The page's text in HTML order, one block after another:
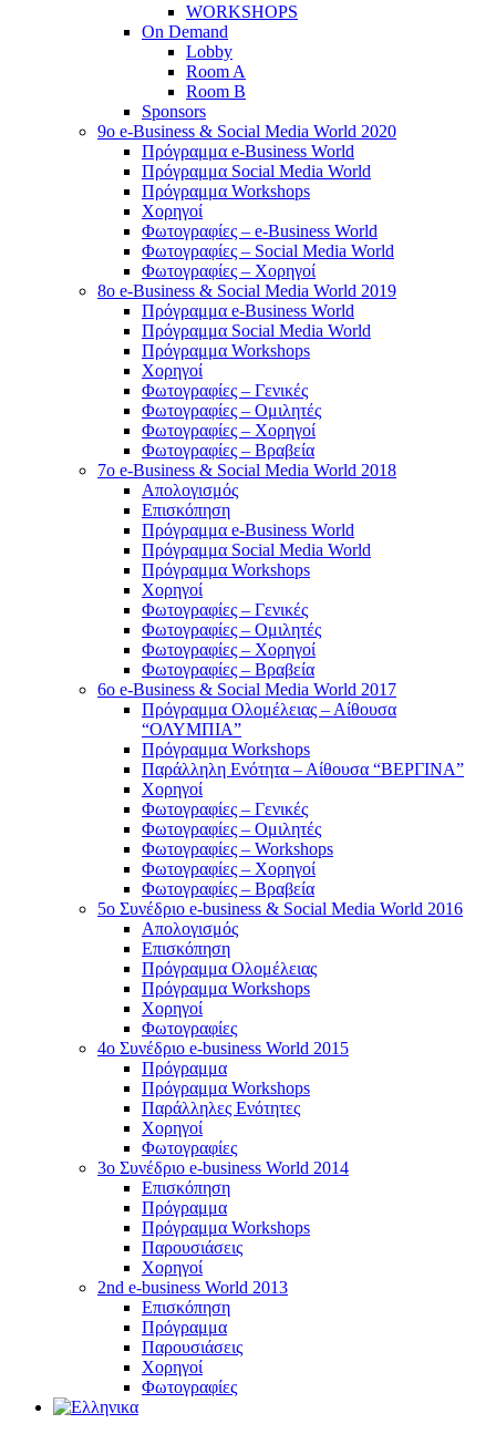
WORKSHOPS
On Demand
Lobby
Room A
Room B
Sponsors
9o e-Business & Social Media World 2020
Πρόγραμμα e-Business World
Πρόγραμμα Social Media World
Πρόγραμμα Workshops
Χορηγοί
Φωτογραφίες – e-Business World
Φωτογραφίες – Social Media World
Φωτογραφίες – Χορηγοί
8o e-Business & Social Media World 2019
Πρόγραμμα e-Business World
Πρόγραμμα Social Media World
Πρόγραμμα Workshops
Χορηγοί
Φωτογραφίες – Γενικές
Φωτογραφίες – Ομιλητές
Φωτογραφίες – Χορηγοί
Φωτογραφίες – Βραβεία
7o e-Business & Social Media World 2018
Απολογισμός
Επισκόπηση
Πρόγραμμα e-Business World
Πρόγραμμα Social Media World
Πρόγραμμα Workshops
Χορηγοί
Φωτογραφίες – Γενικές
Φωτογραφίες – Ομιλητές
Φωτογραφίες – Χορηγοί
Φωτογραφίες – Βραβεία
6o e-Business & Social Media World 2017
Πρόγραμμα Ολομέλειας – Αίθουσα
“ΟΛΥΜΠΙΑ”
Πρόγραμμα Workshops
Παράλληλη Ενότητα – Αίθουσα “ΒΕΡΓΙΝΑ”
Χορηγοί
Φωτογραφίες – Γενικές
Φωτογραφίες – Ομιλητές
Φωτογραφίες – Workshops
Φωτογραφίες – Χορηγοί
Φωτογραφίες – Βραβεία
5o Συνέδριο e-business & Social Media World 2016
Απολογισμός
Επισκόπηση
Πρόγραμμα Ολομέλειας
Πρόγραμμα Workshops
Χορηγοί
Φωτογραφίες
4o Συνέδριο e-business World 2015
Πρόγραμμα
Πρόγραμμα Workshops
Παράλληλες Ενότητες
Χορηγοί
Φωτογραφίες
3ο Συνέδριο e-business World 2014
Επισκόπηση
Πρόγραμμα
Πρόγραμμα Workshops
Παρουσιάσεις
Χορηγοί
2nd e-business World 2013
Επισκόπηση
Πρόγραμμα
Παρουσιάσεις
Χορηγοί
Φωτογραφίες